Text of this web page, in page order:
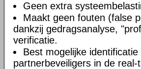
Geen extra
Maakt geen fouten (false
dankzij gedragsanalyse,
verificatie.
Best mogelijke
partnerbeveiligers in de real-